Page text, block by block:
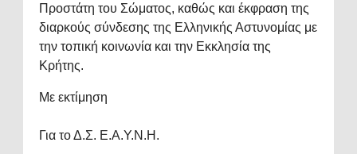
Προστάτη του Σώματος, καθώς και έκφραση της
διαρκούς σύνδεσης της Ελληνικής Αστυνομίας με
την τοπική κοινωνία και την Εκκλησία της
Κρήτης.
Με εκτίμηση
Για το Δ.Σ. Ε.Α.Υ.Ν.Η.